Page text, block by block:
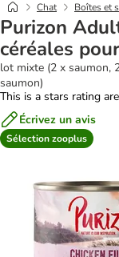
Chat Boîtes et
Purizon
céréales
lot mixte (2 x saumon,
saumon)
This is a stars rating
Écrivez un avis
Sélection zooplus